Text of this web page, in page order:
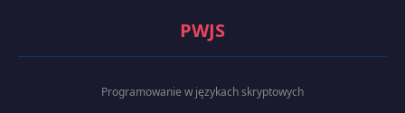
PWJS
Programowanie w językach skryptowych